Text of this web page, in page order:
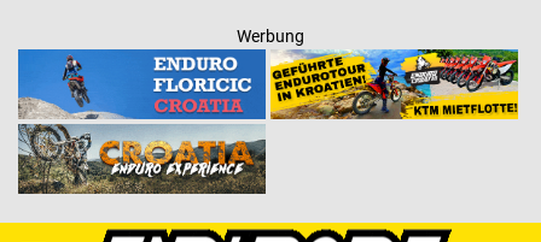
Werbung